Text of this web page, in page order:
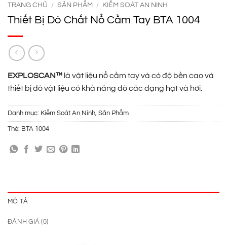
TRANG CHỦ / SẢN PHẨM / KIỂM SOÁT AN NINH
Thiết Bị Dò Chất Nổ Cầm Tay BTA 1004
EXPLOSCAN™ là vật liệu nổ cầm tay và có độ bền cao và
thiết bị dò vật liệu có khả năng dò các dạng hạt và hơi.
Danh mục: Kiểm Soát An Ninh, Sản Phẩm
Thẻ: BTA 1004
MÔ TẢ
ĐÁNH GIÁ (0)